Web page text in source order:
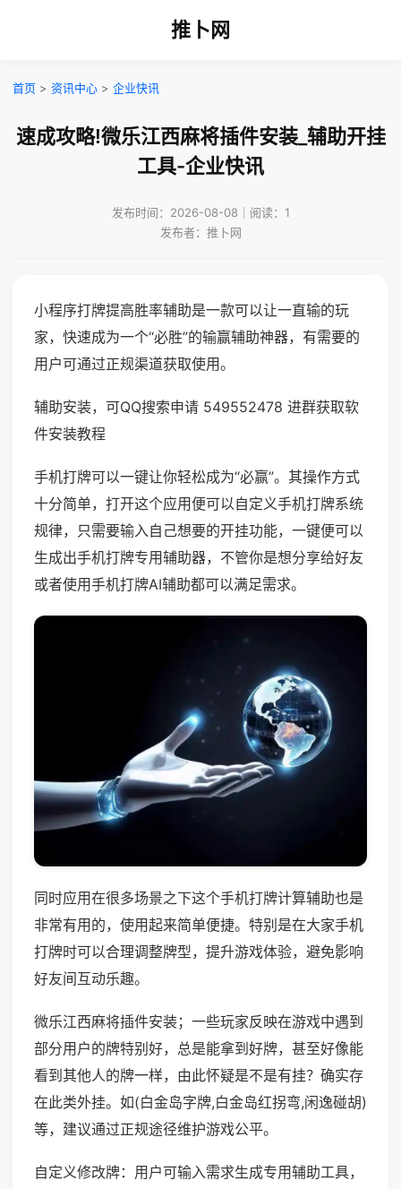
推卜网
首页 > 资讯中心 > 企业快讯
速成攻略!微乐江西麻将插件安装_辅助开挂
工具-企业快讯
发布时间：2026-08-08｜阅读：1
发布者：推卜网
小程序打牌提高胜率辅助是一款可以让一直输的玩
家，快速成为一个“必胜”的输赢辅助神器，有需要的
用户可通过正规渠道获取使用。
辅助安装，可QQ搜索申请 549552478 进群获取软
件安装教程
手机打牌可以一键让你轻松成为“必赢”。其操作方式
十分简单，打开这个应用便可以自定义手机打牌系统
规律，只需要输入自己想要的开挂功能，一键便可以
生成出手机打牌专用辅助器，不管你是想分享给好友
或者使用手机打牌AI辅助都可以满足需求。
同时应用在很多场景之下这个手机打牌计算辅助也是
非常有用的，使用起来简单便捷。特别是在大家手机
打牌时可以合理调整牌型，提升游戏体验，避免影响
好友间互动乐趣。
微乐江西麻将插件安装；一些玩家反映在游戏中遇到
部分用户的牌特别好，总是能拿到好牌，甚至好像能
看到其他人的牌一样，由此怀疑是不是有挂？确实存
在此类外挂。如(白金岛字牌,白金岛红拐弯,闲逸碰胡)
等，建议通过正规途径维护游戏公平。
自定义修改牌：用户可输入需求生成专用辅助工具，